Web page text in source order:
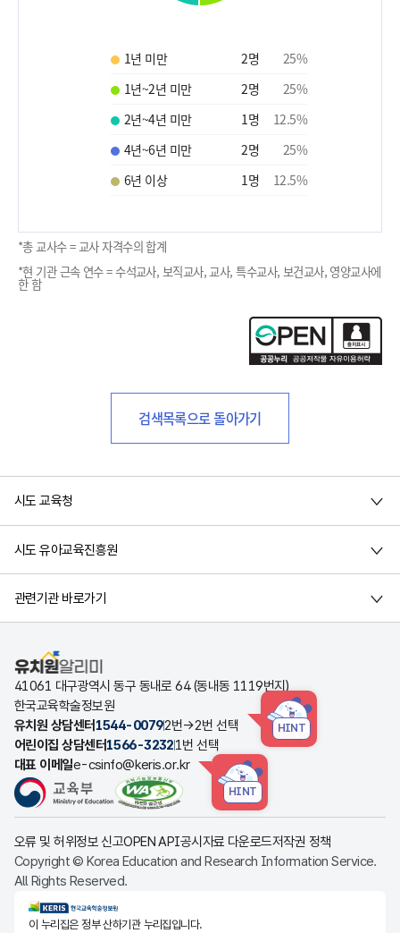
1년 미만 2명 25%
1년~2년 미만
2명 25%
2년~4년 미만
1명 12.5%
4년~6년 미만
2명 25%
6년 이상
1명 12.5%
*총 교사수 = 교사 자격수의 합계
*현 기관 근속 연수 = 수석교사, 보직교사, 교사, 특수교사, 보건교사, 영양교사에
한 함
검색목록으로 돌아가기
시도 교육청
시도 유아교육진흥원
관련기관 바로가기
유치원알리미
41061 대구광역시 동구 동내로 64 (동내동 1119번지)
한국교육학술정보원
유치원 상담센터 1544-00792번→2번 선택 HINT
어린이집 상담센터1566-32321번 선택
대표 이메일e-csinfo@keris.or.kr
HINT
오류 및 허위정보 신고OPEN API공시자료 다운로드저작권 정책
Copyright © Korea Education and Research Information Service.
All Rights Reserved.
KERIS한국교육학술정보원
이 누리집은 정부 산하기관 누리집입니다.